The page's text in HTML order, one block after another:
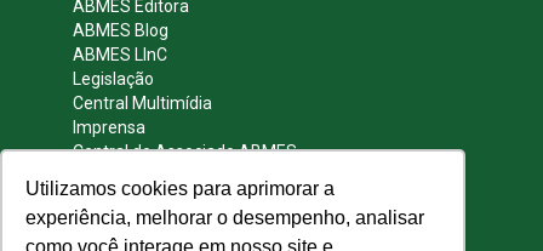
Utilizamos cookies para aprimorar a
experiência, melhorar o desempenho, analisar
ABMES Editora
ABMES Blog
ABMES LInC
Legislação
Central Multimídia
Imprensa
Central do Associado ABMES
REDES SOCIAIS